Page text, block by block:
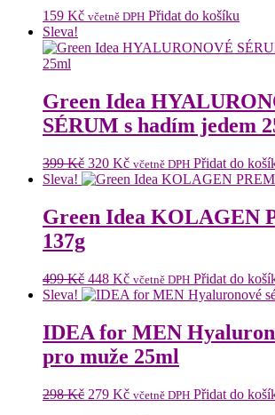
159 Kč včetně DPH Přidat do košíku
Sleva!
Green Idea
SÉRUM s hadím jedem
399Kč Původní
cena
399 Kč.
320 KčAktuální
cena
320 Kč.
včetně DPH Přidat do
Sleva!
Green Idea KOLAGEN
137g
499Kč Původní
cena
499 Kč.
448 KčAktuální
cena
448 Kč.
včetně DPH Přidat do
Sleva!
IDEA for MEN
pro muže 25ml
298Kč Původní
279 KčAktuální
včetně DPH Přidat do